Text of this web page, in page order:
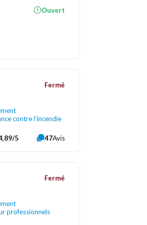
Ouvert
contre l’incendie
Fermé
5 47Avis
professionnels
Fermé